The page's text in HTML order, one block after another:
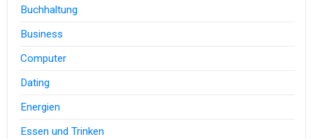
Buchhaltung
Business
Computer
Dating
Energien
Essen und Trinken